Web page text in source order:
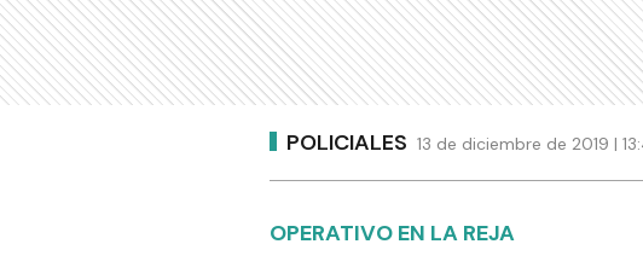
POLICIALES 13 de diciembre de 2019 |
OPERATIVO EN LA REJA